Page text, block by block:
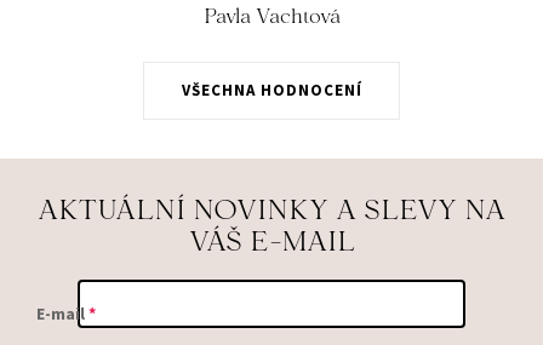
VŠECHNA HODNOCENÍ
Pavla Vachtová
AKTUÁLNÍ NOVINKY A SLEVY NA
VÁŠ E-MAIL
E-mail